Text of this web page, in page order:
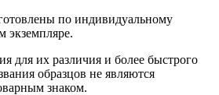
по индивидуальному
экземпляре.
для их различия и более быстрого
образцов не являются
знаком.